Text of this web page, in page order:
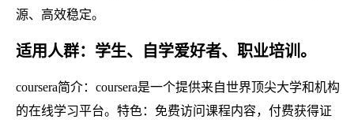
源、高效稳定。
适用人群：学生、自学爱好者、职业培训。
coursera简介：coursera是一个提供来自世界顶尖大学和机构
的在线学习平台。特色：免费访问课程内容，付费获得证